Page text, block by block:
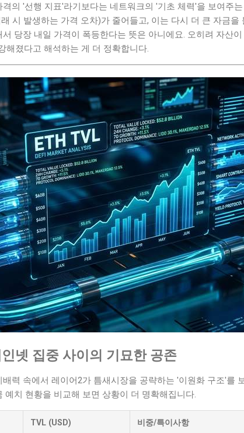
의 '선행 지표'라기보다는 네트워크의 '기초 체력'을 보여주
시 발생하는 가격 오차)가 줄어들고, 이는 다시 더 큰 자금을
당장 내일 가격이 폭등한다는 뜻은 아니에요. 오히려 자산
해졌다고 해석하는 게 더 정확합니다.
넷 집중 사이의 기묘한 공존
력 속에서 레이어2가 틈새시장을 공략하는 '이원화 구조'를
예치 현황을 비교해 보면 상황이 더 명확해집니다.
TVL (USD) 비중/특이사항